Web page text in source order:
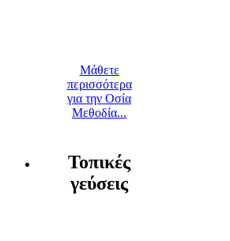
Μάθετε
περισσότερα
για την Οσία
Μεθοδία...
Τοπικές
γεύσεις